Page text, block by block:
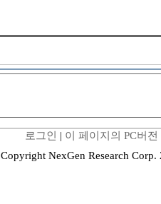
로그인 | 이 페이지의 PC버전
Copyright NexGen Research Corp.